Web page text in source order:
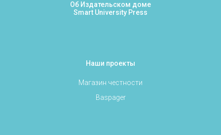
Об Издательском доме
Smart University Press
Наши проекты
Магазин честности
Baspager